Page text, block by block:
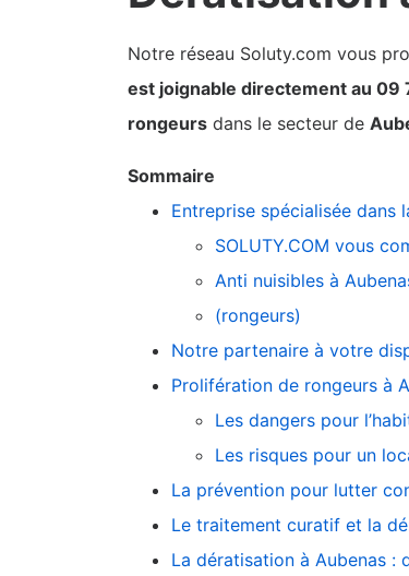
Notre réseau Soluty.com vous
est joignable directement au 09
rongeurs dans le secteur de
Sommaire
Entreprise spécialisée dans
SOLUTY.COM vous
Anti nuisibles à
(rongeurs)
Notre partenaire à votre
Prolifération de rongeurs à
Les dangers pour
Les risques pour un
La prévention pour lutter
Le traitement curatif et la
La dératisation à Aubenas :